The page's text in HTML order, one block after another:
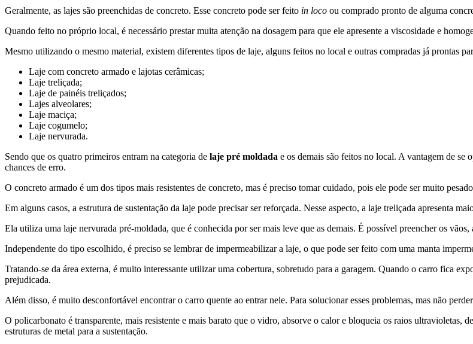
Geralmente, as lajes são preenchidas de concreto. Esse concreto pode ser feito in loco ou comprado pronto de alguma
Quando feito no próprio local, é necessário prestar muita atenção na dosagem para que ele apresente a viscosidade e
Mesmo utilizando o mesmo material, existem diferentes tipos de laje, alguns feitos no local e outras compradas já prontas
Laje com concreto armado e lajotas cerâmicas;
Laje treliçada;
Laje de painéis treliçados;
Lajes alveolares;
Laje maciça;
Laje cogumelo;
Laje nervurada.
Sendo que os quatro primeiros entram na categoria de laje pré moldada e os demais são feitos no local. A vantagem de se
chances de erro.
O concreto armado é um dos tipos mais resistentes de concreto, mas é preciso tomar cuidado, pois ele pode ser muito
Em alguns casos, a estrutura de sustentação da laje pode precisar ser reforçada. Nesse aspecto, a laje treliçada apresenta
Ela utiliza uma laje nervurada pré-moldada, que é conhecida por ser mais leve que as demais. É possível preencher os
Independente do tipo escolhido, é preciso se lembrar de impermeabilizar a laje, o que pode ser feito com uma manta
Tratando-se da área externa, é muito interessante utilizar uma cobertura, sobretudo para a garagem. Quando o carro fica
prejudicada.
Além disso, é muito desconfortável encontrar o carro quente ao entrar nele. Para solucionar esses problemas, mas não
O policarbonato é transparente, mais resistente e mais barato que o vidro, absorve o calor e bloqueia os raios ultravioletas,
estruturas de metal para a sustentação.